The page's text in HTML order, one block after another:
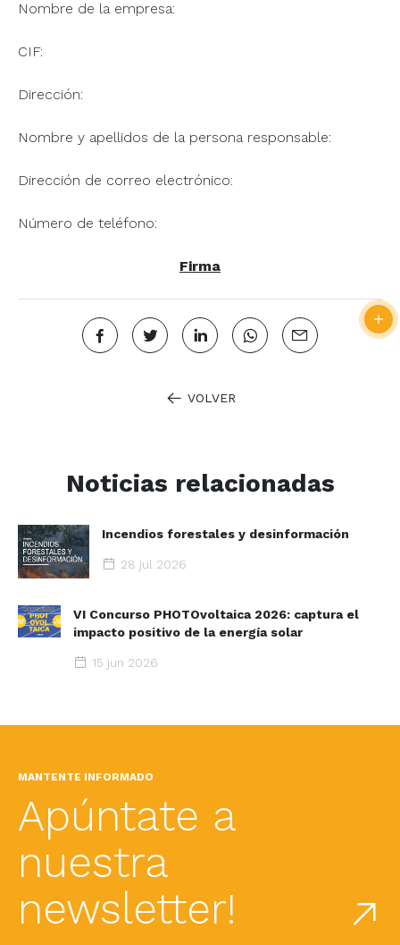
Nombre de la empresa:
CIF:
Dirección:
Nombre y apellidos de la persona responsable:
Dirección de correo electrónico:
Número de teléfono:
Firma
VOLVER
Noticias relacionadas
Incendios forestales y desinformación
28 jul 2026
VI Concurso PHOTOvoltaica 2026: captura el
impacto positivo de la energía solar
15 jun 2026
MANTENTE INFORMADO
Apúntate a
nuestra
newsletter!